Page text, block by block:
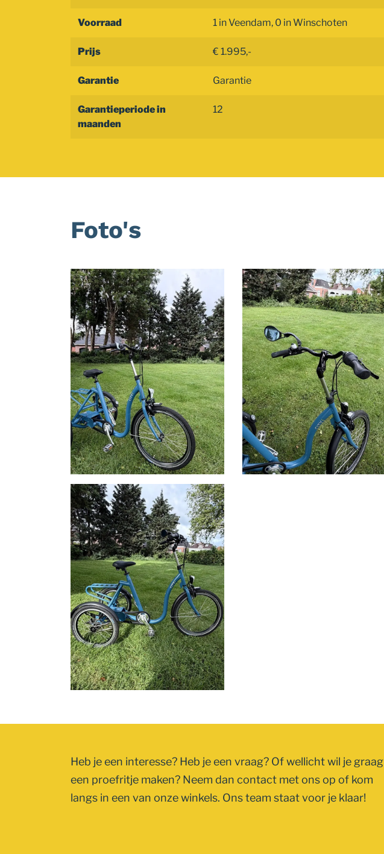
Voorraad 1 in Veendam, 0 in Winschoten
Prijs € 1.995,-
Garantie Garantie
Garantieperiode in
maanden
12
Foto's
overslaan
Heb je een interesse? Heb je een vraag? Of wellicht wil je graag
een proefritje maken? Neem dan contact met ons op of kom
langs in een van onze winkels. Ons team staat voor je klaar!